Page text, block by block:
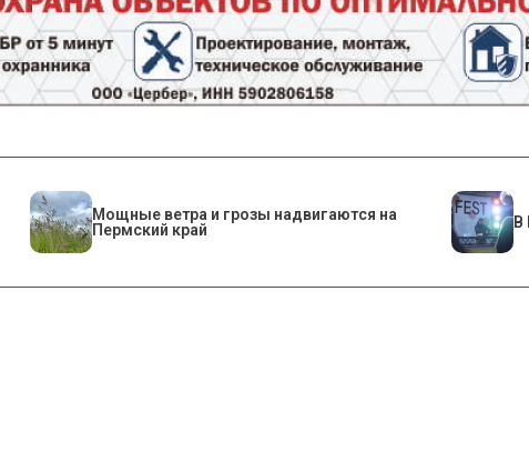
Мощные ветра и грозы надвигаются на
Пермский край
В